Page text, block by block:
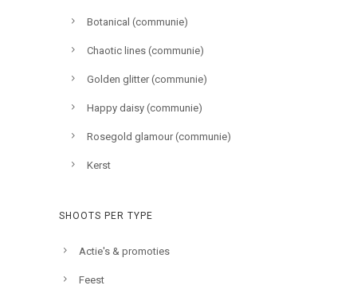
Botanical (communie)
Chaotic lines (communie)
Golden glitter (communie)
Happy daisy (communie)
Rosegold glamour (communie)
Kerst
SHOOTS PER TYPE
Actie's & promoties
Feest